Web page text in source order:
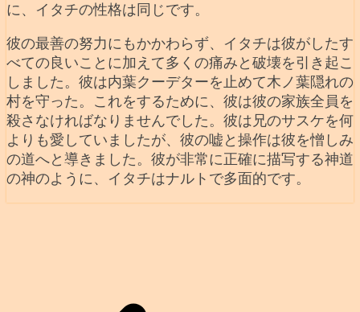
に、イタチの性格は同じです。
彼の最善の努力にもかかわらず、イタチは彼がしたす
べての良いことに加えて多くの痛みと破壊を引き起こ
しました。彼は内葉クーデターを止めて木ノ葉隠れの
村を守った。これをするために、彼は彼の家族全員を
殺さなければなりませんでした。彼は兄のサスケを何
よりも愛していましたが、彼の嘘と操作は彼を憎しみ
の道へと導きました。彼が非常に正確に描写する神道
の神のように、イタチはナルトで多面的です。